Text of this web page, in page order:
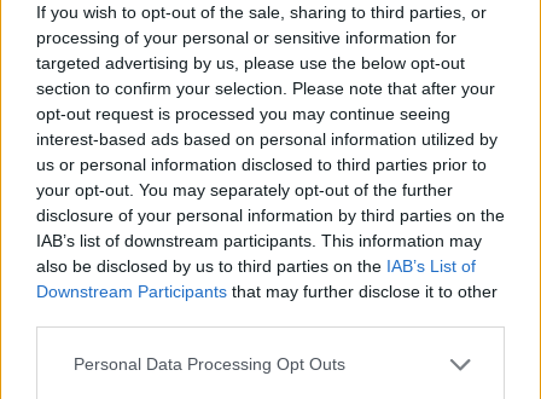
If you wish to opt-out of the sale, sharing to third parties, or
processing of your personal or sensitive information for
targeted advertising by us, please use the below opt-out
section to confirm your selection. Please note that after your
opt-out request is processed you may continue seeing
interest-based ads based on personal information utilized by
us or personal information disclosed to third parties prior to
your opt-out. You may separately opt-out of the further
disclosure of your personal information by third parties on the
IAB’s list of downstream participants. This information may
also be disclosed by us to third parties on the IAB’s List of
Downstream Participants that may further disclose it to other
Personal Data Processing Opt Outs
votre avis
Izalgi
17/11/2021 | Femme | 76
paracétamol / opium
Arthrose colonne vertébrale
Efficacité
Quantité effets secondaires
Bonjour, Parfois et surtout en Hiver, je des douleurs au